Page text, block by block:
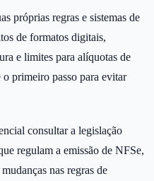
próprias regras e sistemas de
de formatos digitais,
e limites para alíquotas de
primeiro passo para evitar
consultar a legislação
regulam a emissão de NFSe,
nas regras de